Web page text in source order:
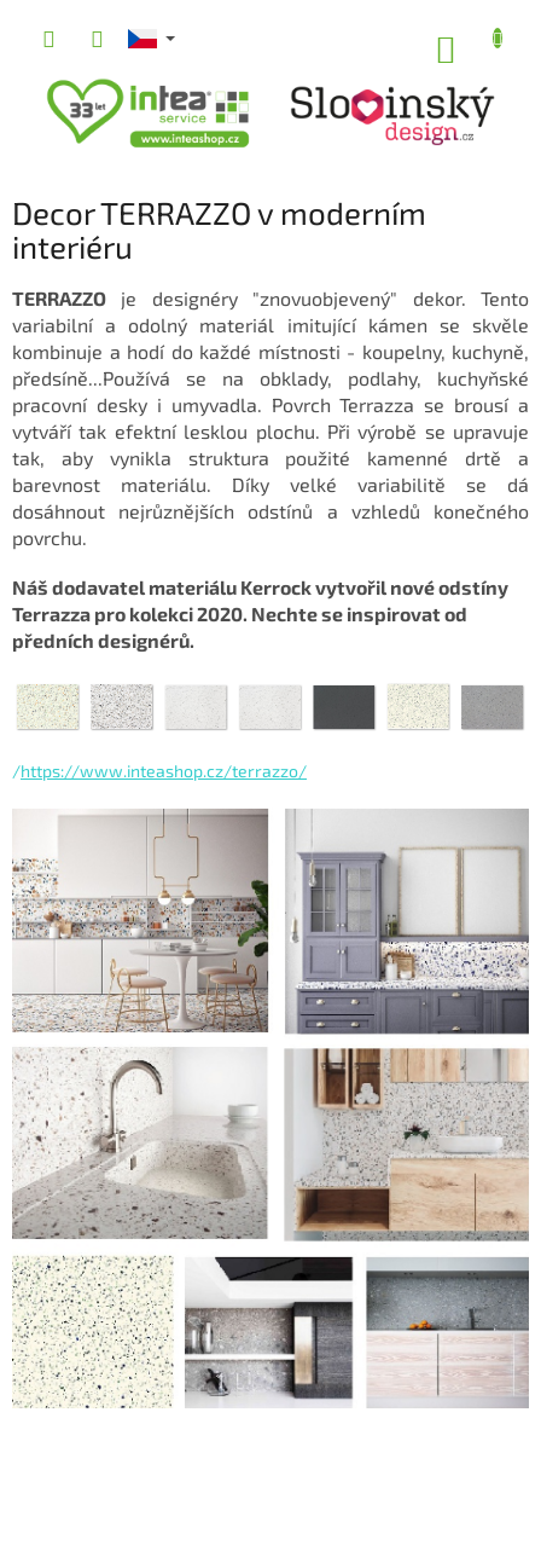
Decor TERRAZZO v moderním
interiéru
TERRAZZO je designéry "znovuobjevený" dekor. Tento
variabilní a odolný materiál imitující kámen se skvěle
kombinuje a hodí do každé místnosti - koupelny, kuchyně,
předsíně...Používá se na obklady, podlahy, kuchyňské
pracovní desky i umyvadla. Povrch Terrazza se brousí a
vytváří tak efektní lesklou plochu. Při výrobě se upravuje
tak, aby vynikla struktura použité kamenné drtě a
barevnost materiálu. Díky velké variabilitě se dá
dosáhnout nejrůznějších odstínů a vzhledů konečného
povrchu.
Náš dodavatel materiálu Kerrock vytvořil nové odstíny
Terrazza pro kolekci 2020. Nechte se inspirovat od
předních designérů.
/https://www.inteashop.cz/terrazzo/